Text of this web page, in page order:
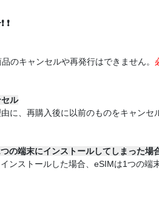
❗ ❗
のキャンセルや再発行はできません。
ル
に、再購入後に以前のものをキャンセ
の端末にインストールしてしまった場
ンストールした場合、eSIMは1つの